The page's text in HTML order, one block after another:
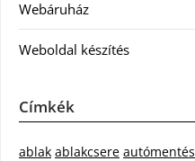
Webáruház
Weboldal készítés
Címkék
ablak ablakcsere autómentés